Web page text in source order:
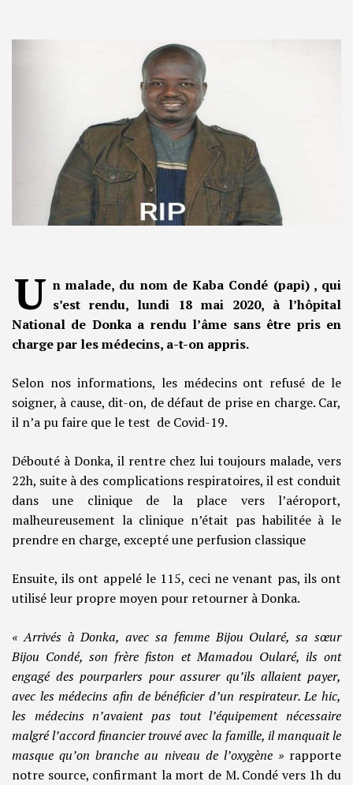
U n malade, du nom de Kaba Condé (papi) , qui
s’est rendu, lundi 18 mai 2020, à l’hôpital
National de Donka a rendu l’âme sans être pris en
charge par les médecins, a-t-on appris.
Selon nos informations, les médecins ont refusé de le
soigner, à cause, dit-on, de défaut de prise en charge. Car,
il n’a pu faire que le test de Covid-19.
Débouté à Donka, il rentre chez lui toujours malade, vers
22h, suite à des complications respiratoires, il est conduit
dans une clinique de la place vers l’aéroport,
malheureusement la clinique n’était pas habilitée à le
prendre en charge, excepté une perfusion classique
Ensuite, ils ont appelé le 115, ceci ne venant pas, ils ont
utilisé leur propre moyen pour retourner à Donka.
« Arrivés à Donka, avec sa femme Bijou Oularé, sa sœur
Bijou Condé, son frère fiston et Mamadou Oularé, ils ont
engagé des pourparlers pour assurer qu’ils allaient payer,
avec les médecins afin de bénéficier d’un respirateur. Le hic,
les médecins n’avaient pas tout l’équipement nécessaire
malgré l’accord financier trouvé avec la famille, il manquait le
masque qu’on branche au niveau de l’oxygène »rapporte
notre source, confirmant la mort de M. Condé vers 1h du